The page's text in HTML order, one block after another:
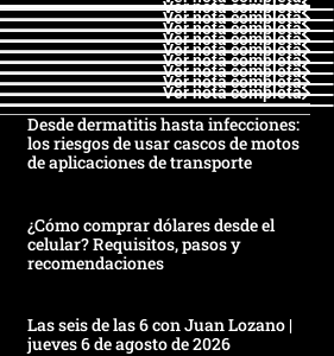
Ver nota completa
Ver nota completa
Ver nota completa
Ver nota completa
Ver nota completa
Ver nota completa
Ver nota completa
Ver nota completa
Ver nota completa
Desde dermatitis hasta infecciones:
los riesgos de usar cascos de motos
de aplicaciones de transporte
¿Cómo comprar dólares desde el
celular? Requisitos, pasos y
recomendaciones
Las seis de las 6 con Juan Lozano |
jueves 6 de agosto de 2026